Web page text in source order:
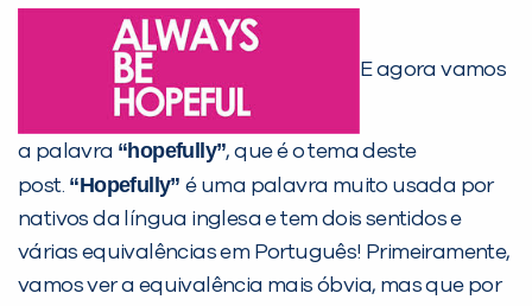
E agora vamos
a palavra “hopefully”, que é o tema deste
post. “Hopefully”é uma palavra muito usada por
nativos da língua inglesa e tem dois sentidos e
várias equivalências em Português! Primeiramente,
vamos ver a equivalência mais óbvia, mas que por